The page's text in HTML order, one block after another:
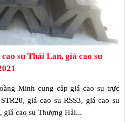
su Thái Lan, giá cao su
Minh cung cấp giá cao su trực
giá cao su RSS3, giá cao su
giá cao su Thượng Hải...